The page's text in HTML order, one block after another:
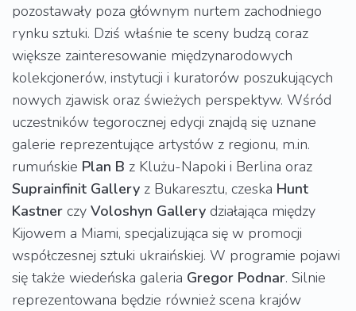
pozostawały poza głównym nurtem zachodniego
rynku sztuki. Dziś właśnie te sceny budzą coraz
większe zainteresowanie międzynarodowych
kolekcjonerów, instytucji i kuratorów poszukujących
nowych zjawisk oraz świeżych perspektyw. Wśród
uczestników tegorocznej edycji znajdą się uznane
galerie reprezentujące artystów z regionu, m.in.
rumuńskie Plan B z Klużu-Napoki i Berlina oraz
Suprainfinit Gallery z Bukaresztu, czeska Hunt
Kastner czy Voloshyn Gallery działająca między
Kijowem a Miami, specjalizująca się w promocji
współczesnej sztuki ukraińskiej. W programie pojawi
się także wiedeńska galeria Gregor Podnar. Silnie
reprezentowana będzie również scena krajów